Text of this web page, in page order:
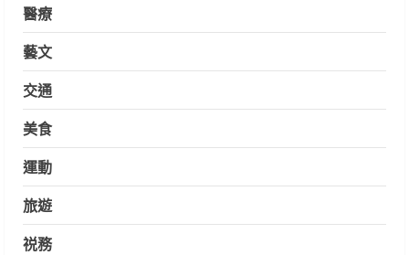
醫療
藝文
交通
美食
運動
旅遊
祱務